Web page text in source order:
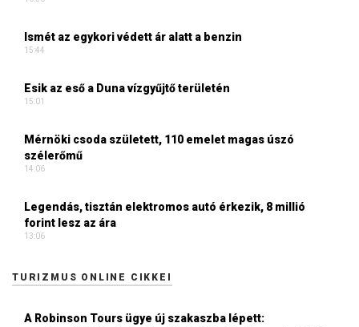
Ismét az egykori védett ár alatt a benzin
15:44
Esik az eső a Duna vízgyűjtő területén
15:01
Mérnöki csoda született, 110 emelet magas úszó
szélerőmű
14:06
Legendás, tisztán elektromos autó érkezik, 8 millió
forint lesz az ára
13:06
TURIZMUS ONLINE CIKKEI
A Robinson Tours ügye új szakaszba lépett: